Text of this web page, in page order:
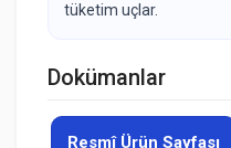
tüketim uçlar.
Dokümanlar
Resmî Ürün Sayfası